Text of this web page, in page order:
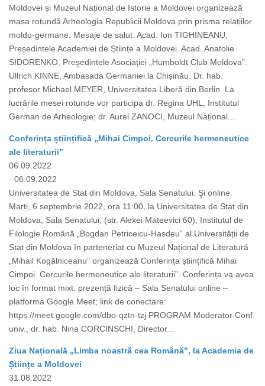
Moldovei și Muzeul Național de Istorie a Moldovei organizează
masa rotundă Arheologia Republicii Moldova prin prisma relațiilor
moldo-germane. Mesaje de salut: Acad. Ion TIGHINEANU,
Președintele Academiei de Științe a Moldovei. Acad. Anatolie
SIDORENKO, Preşedintele Asociaţiei „Humboldt Club Moldova”.
Ullrich KINNE, Ambasada Germaniei la Chișinău. Dr. hab.
profesor Michael MEYER, Universitatea Liberă din Berlin. La
lucrările mesei rotunde vor participa dr. Regina UHL, Institutul
German de Arheologie; dr. Aurel ZANOCI, Muzeul Național...
Conferința științifică „Mihai Cimpoi. Cercurile hermeneutice
ale literaturii”
06.09.2022
- 06.09.2022
Universitatea de Stat din Moldova, Sala Senatului. Şi online.
Marți, 6 septembrie 2022, ora 11:00, la Universitatea de Stat din
Moldova, Sala Senatului, (str. Alexei Mateevici 60), Institutul de
Filologie Română „Bogdan Petriceicu-Hasdeu” al Universității de
Stat din Moldova în parteneriat cu Muzeul Național de Literatură
„Mihail Kogălniceanu” organizează Conferința științifică Mihai
Cimpoi. Cercurile hermeneutice ale literaturii”. Conferința va avea
loc în format mixt: prezență fizică – Sala Senatului online –
platforma Google Meet; link de conectare:
https://meet.google.com/dbo-qztn-tzj PROGRAM Moderator Conf.
univ., dr. hab. Nina CORCINSCHI, Director...
Ziua Națională „Limba noastră cea Română”, la Academia de
Științe a Moldovei
31.08.2022